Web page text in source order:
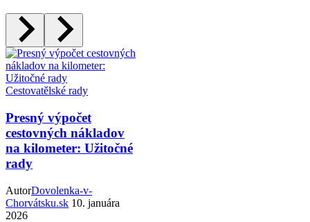
Cestovatělské rady
Presný výpočet
cestovných nákladov
na kilometer: Užitočné
rady
AutorDovolenka-v-
Chorvátsku.sk 10. januára
2026